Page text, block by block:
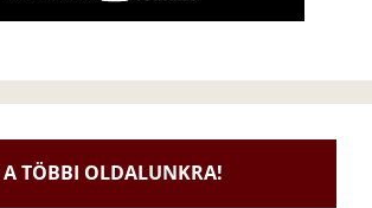
A TÖBBI OLDALUNKRA!